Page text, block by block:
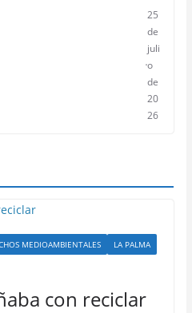
25
de
juli
o
de
20
26
MEDIOAMBIENTALES
LA PALMA
con reciclar